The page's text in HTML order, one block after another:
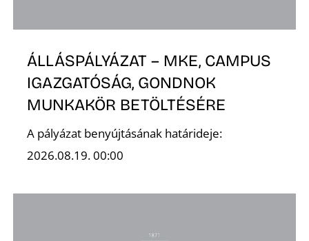
ÁLLÁSPÁLYÁZAT – MKE, CAMPUS
IGAZGATÓSÁG, GONDNOK
MUNKAKÖR BETÖLTÉSÉRE
A pályázat benyújtásának határideje:
2026.08.19. 00:00